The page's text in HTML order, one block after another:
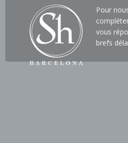
Pour
vous
brefs